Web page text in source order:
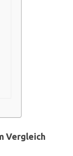
Vergleich